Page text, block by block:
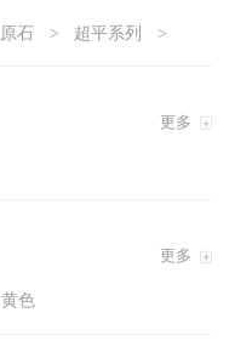
石 超平系列
更多
更多
黄色